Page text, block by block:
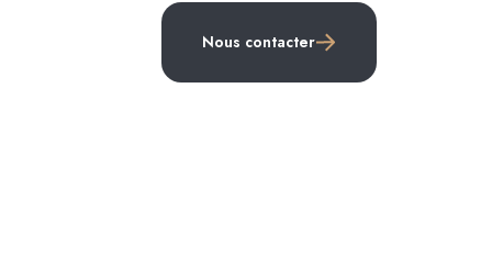
Nous contacter